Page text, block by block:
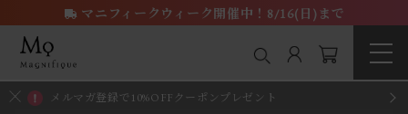
メルマガ登録で10%OFFクーポンプレゼント
マニフィークウィーク開催中！8/16(日)まで